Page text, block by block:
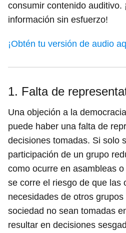
consumir contenido auditivo.
información sin esfuerzo!
¡Obtén tu versión de audio
1. Falta de
Una objeción a la
puede haber una falta de
decisiones tomadas. Si solo
participación de un grupo
como ocurre en asambleas
se corre el riesgo de que las
necesidades de otros
sociedad no sean tomadas
resultar en decisiones